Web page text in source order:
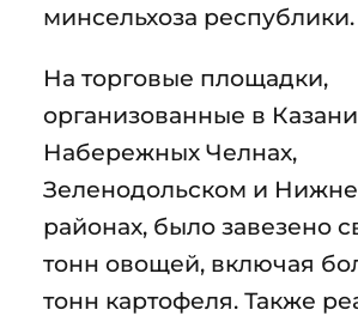
минсельхоза республики.
На торговые площадки,
организованные в
Набережных Челнах,
Зеленодольском и
районах, было завезено
тонн овощей, включая
тонн картофеля. Также